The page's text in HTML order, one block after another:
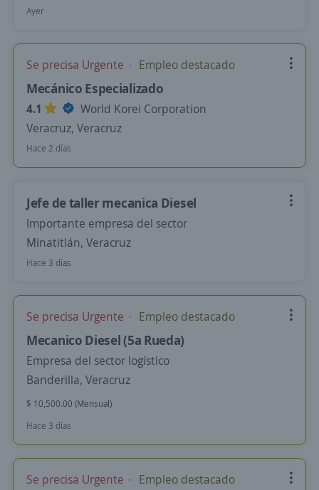
Ayer
Se precisa Urgente Empleo destacado
Mecánico Especializado
4.1
World Korei Corporation
Veracruz, Veracruz
Hace 2 días
Jefe de taller mecanica Diesel
Importante empresa del sector
Minatitlán, Veracruz
Hace 3 días
Se precisa Urgente Empleo destacado
Mecanico Diesel (5a Rueda)
Empresa del sector logístico
Banderilla, Veracruz
$ 10,500.00 (Mensual)
Hace 3 días
Se precisa Urgente Empleo destacado